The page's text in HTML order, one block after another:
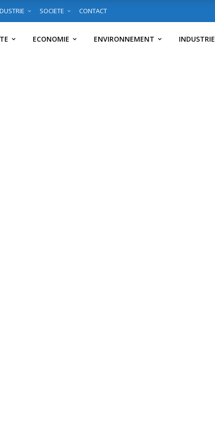
SOCIETE CONTACT
ECONOMIE ENVIRONNEMENT INDUSTRIE